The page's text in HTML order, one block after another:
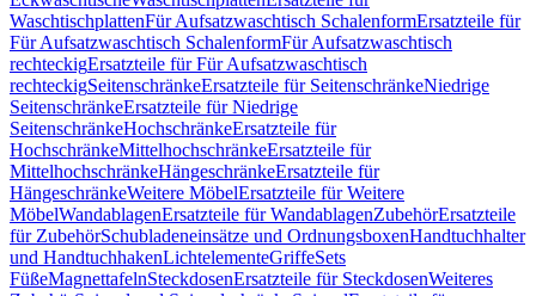
WaschtischplattenFür Aufsatzwaschtisch SchalenformErsatzteile für
Für Aufsatzwaschtisch SchalenformFür Aufsatzwaschtisch
rechteckigErsatzteile für Für Aufsatzwaschtisch
rechteckigSeitenschränkeErsatzteile für SeitenschränkeNiedrige
SeitenschränkeErsatzteile für Niedrige
SeitenschränkeHochschränkeErsatzteile für
HochschränkeMittelhochschränkeErsatzteile für
MittelhochschränkeHängeschränkeErsatzteile für
HängeschränkeWeitere MöbelErsatzteile für Weitere
MöbelWandablagenErsatzteile für WandablagenZubehörErsatzteile
für ZubehörSchubladeneinsätze und OrdnungsboxenHandtuchhalter
und HandtuchhakenLichtelementeGriffeSets
FüßeMagnettafelnSteckdosenErsatzteile für SteckdosenWeiteres